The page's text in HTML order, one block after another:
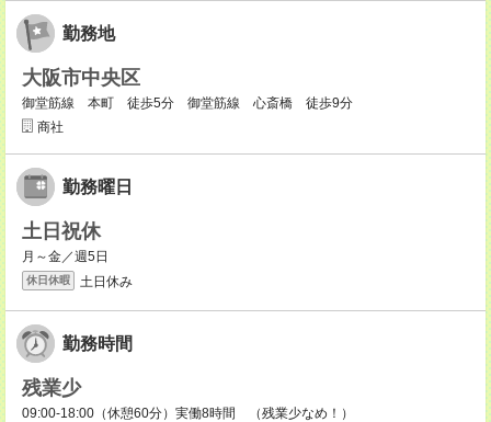
勤務地
大阪市中央区
御堂筋線 本町 徒歩5分 御堂筋線 心斎橋 徒歩9分
商社
勤務曜日
土日祝休
月～金／週5日
休日休暇 土日休み
勤務時間
残業少
09:00-18:00（休憩60分）実働8時間 （残業少なめ！）